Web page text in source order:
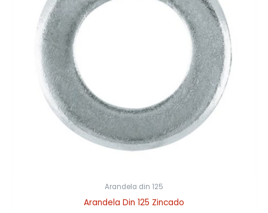
Arandela din 125
Arandela Din 125 Zincado